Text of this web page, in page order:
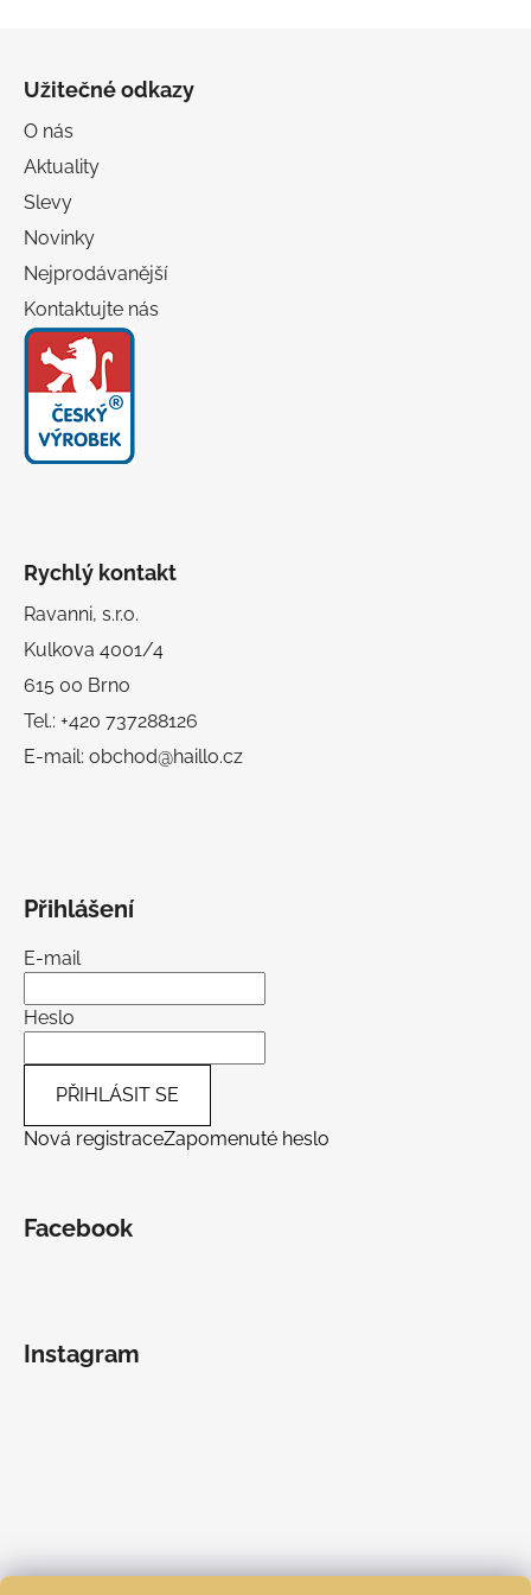
Užitečné odkazy
O nás
Aktuality
Slevy
Novinky
Nejprodávanější
Kontaktujte nás
Rychlý kontakt
Ravanni, s.r.o.
Kulkova 4001/4
615 00 Brno
Tel.: +420 737288126
E-mail: obchod@haillo.cz
Přihlášení
E-mail
Heslo
PŘIHLÁSIT SE
Nová registraceZapomenuté heslo
Facebook
Instagram